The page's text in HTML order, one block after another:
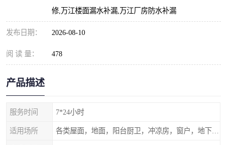
修,万江楼面漏水补漏,万江厂房防水补漏
发布日期： 2026-08-10
阅 读 量： 478
产品描述
服务时间 7*24小时
适用场所